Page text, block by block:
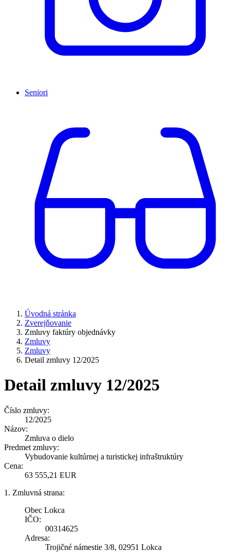
Seniori
Úvodná stránka
Zverejňovanie
Zmluvy faktúry objednávky
Zmluvy
Zmluvy
Detail zmluvy 12/2025
Detail zmluvy 12/2025
Číslo zmluvy:
12/2025
Názov:
Zmluva o dielo
Predmet zmluvy:
Vybudovanie kultúrnej a turistickej infraštruktúry
Cena:
63 555,21 EUR
1. Zmluvná strana:
Obec Lokca
IČO:
00314625
Adresa:
Trojičné námestie 3/8, 02951 Lokca